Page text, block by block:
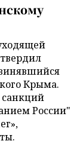
Крыма.
санкций
России"